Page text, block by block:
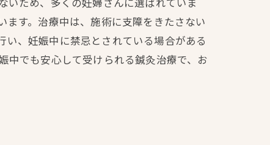
ます。治療中は、施術に支障をきたさない
、妊娠中に禁忌とされている場合がある
中でも安心して受けられる鍼灸治療で、お